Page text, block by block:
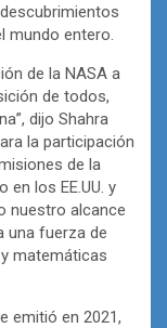
mundo entero.
de la NASA a
de todos,
dijo Shahra
la participación
de la
en los EE.UU. y
nuestro alcance
una fuerza de
matemáticas
emitió en 2021,